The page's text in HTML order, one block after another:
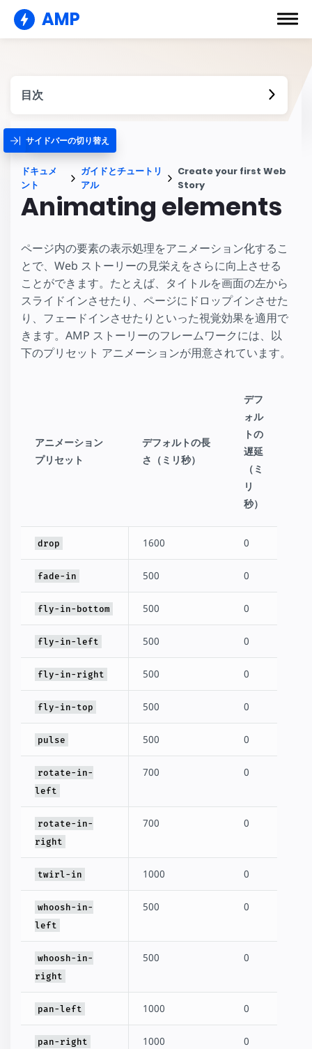
AMP
目次
サイドバーの切り替え
ドキュメ
ント
ガイドとチュートリ
アル
Create your first Web
Story
Animating elements
ページ内の要素の表示処理をアニメーション化するこ
とで、Web ストーリーの見栄えをさらに向上させる
ことができます。たとえば、タイトルを画面の左から
スライドインさせたり、ページにドロップインさせた
り、フェードインさせたりといった視覚効果を適用で
きます。AMP ストーリーのフレームワークには、以
下のプリセット アニメーションが用意されています。
アニメーション
プリセット
デフォルトの長
さ（ミリ秒）
デフ
ォル
トの
遅延
（ミ
リ
秒）
drop 1600 0
fade-in 500 0
fly-in-bottom 500 0
fly-in-left 500 0
fly-in-right 500 0
fly-in-top 500 0
pulse 500 0
rotate-in-
left
700 0
rotate-in-
right
700 0
twirl-in 1000 0
whoosh-in-
left
500 0
whoosh-in-
right
500 0
pan-left 1000 0
pan-right 1000 0